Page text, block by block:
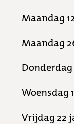
Maandag
Maandag
Woensdag
Vrijdag 22